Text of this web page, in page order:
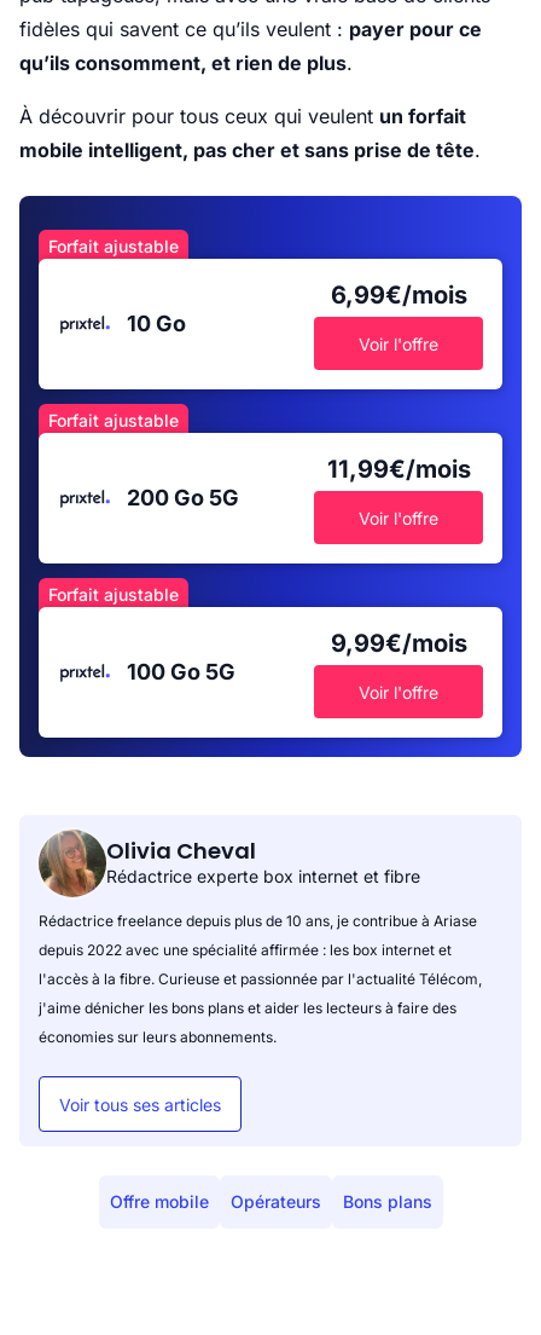
fidèles qui savent ce qu’ils veulent : payer pour ce
qu’ils consomment, et rien de plus.
À découvrir pour tous ceux qui veulent un forfait
mobile intelligent, pas cher et sans prise de tête.
Forfait ajustable
10 Go
6,99€/mois
Voir l'offre
Forfait ajustable
200 Go 5G
11,99€/mois
Voir l'offre
Forfait ajustable
100 Go 5G
9,99€/mois
Voir l'offre
Olivia Cheval
Rédactrice experte box internet et fibre
Rédactrice freelance depuis plus de 10 ans, je contribue à Ariase
depuis 2022 avec une spécialité affirmée : les box internet et
l'accès à la fibre. Curieuse et passionnée par l'actualité Télécom,
j'aime dénicher les bons plans et aider les lecteurs à faire des
économies sur leurs abonnements.
Voir tous ses articles
Offre mobile Opérateurs Bons plans